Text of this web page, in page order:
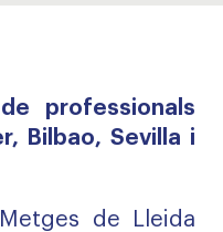
professionals
Bilbao, Sevilla i
de Lleida